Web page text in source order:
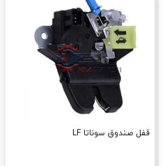
قفل صندوق سوناتا LF